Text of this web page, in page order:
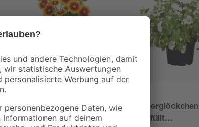
Staude verschiedene
nützlingsfördernde
Zauberglöckchen
ungefüllt